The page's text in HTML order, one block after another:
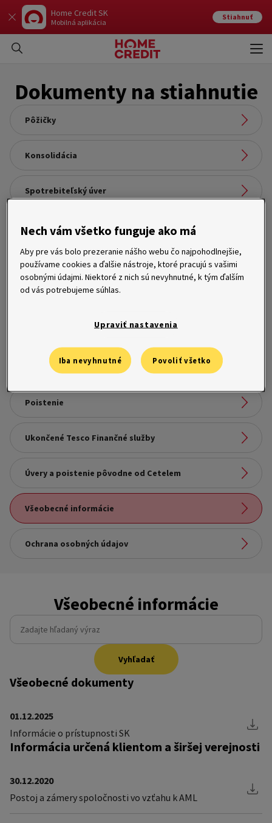
Home Credit SK
Mobilná aplikácia
Stiahnuť
Dokumenty na stiahnutie
Pôžičky
Pôžičky
Konsolidácia
Konsolidácia
Spotrebiteľský úver
Spotrebiteľský úver
Auto na splátky
Odkaz na stránku:
Auto na splátky
Nákupné účty a kreditné karty
Odkaz na stránku:
Bezúčelový úver
Financovanie podnikateľov
Odkaz na stránku:
Financovanie podnikateľov
Prenájom zariadenia
Prenájom zariadenia
Poistenie
Poistenie
Ukončené Tesco Finančné služby
Ukončené Tesco Finančné služby
Úvery a poistenie pôvodne od Cetelem
Odkaz na stránku:
Úvery a poistenie pôvodne od Cetelem
Všeobecné informácie
Všeobecné informácie
Ochrana osobných údajov
Všeobecné informácie
Zadajte hľadaný výraz
Vyhľadať
Všeobecné dokumenty
01.12.2025
Informácie o prístupnosti SK
Informácia určená klientom a širšej verejnosti
30.12.2020
Postoj a zámery spoločnosti vo vzťahu k AML
Nech vám všetko funguje ako má
Aby pre vás bolo prezeranie nášho webu čo najpohodlnejšie,
používame cookies a ďalšie nástroje, ktoré pracujú s vašimi
osobnými údajmi. Niektoré z nich sú nevyhnutné, k tým ďalším
od vás potrebujeme súhlas.
Upraviť nastavenia
Iba nevyhnutné Povoliť všetko